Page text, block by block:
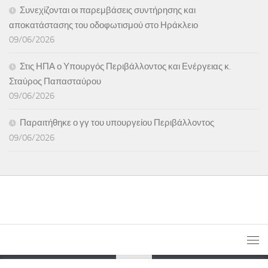
Συνεχίζονται οι παρεμβάσεις συντήρησης και
αποκατάστασης του οδοφωτισμού στο Ηράκλειο
09/06/2026
Στις ΗΠΑ ο Υπουργός Περιβάλλοντος και Ενέργειας κ.
Σταύρος Παπασταύρου
09/06/2026
Παραιτήθηκε ο γγ του υπουργείου Περιβάλλοντος
09/06/2026